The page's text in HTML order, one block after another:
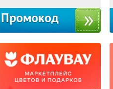
Промокод